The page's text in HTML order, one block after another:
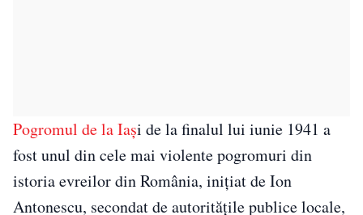
Pogromul de la Iași de la finalul lui iunie 1941 a
fost unul din cele mai violente pogromuri din
istoria evreilor din România, inițiat de Ion
Antonescu, secondat de autoritățile publice locale,